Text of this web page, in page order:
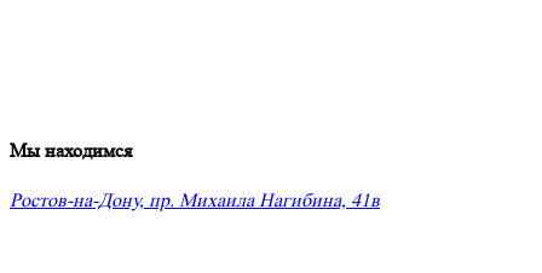
Мы находимся
Ростов-на-Дону, пр. Михаила Нагибина, 41в